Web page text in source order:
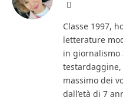
Classe 1997,
letterature
in giornalismo
massimo dei
dall’età di 7